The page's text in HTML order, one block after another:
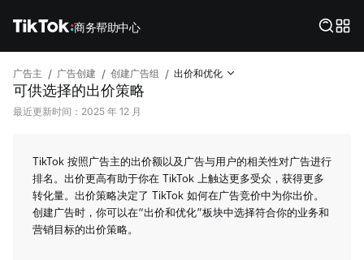
商务帮助中心
广告主 / 广告创建 / 创建广告组 / 出价和优化
可供选择的出价策略
最近更新时间：2025 年 12 月
TikTok 按照广告主的出价额以及广告与用户的相关性对广告进行
排名。出价更高有助于你在 TikTok 上触达更多受众，获得更多
转化量。出价策略决定了 TikTok 如何在广告竞价中为你出价。
创建广告时，你可以在“出价和优化”板块中选择符合你的业务和
营销目标的出价策略。